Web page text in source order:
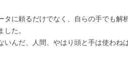
タに頼るだけでなく、自らの手でも解
た。
いんだ、人間、やはり頭と手は使わね